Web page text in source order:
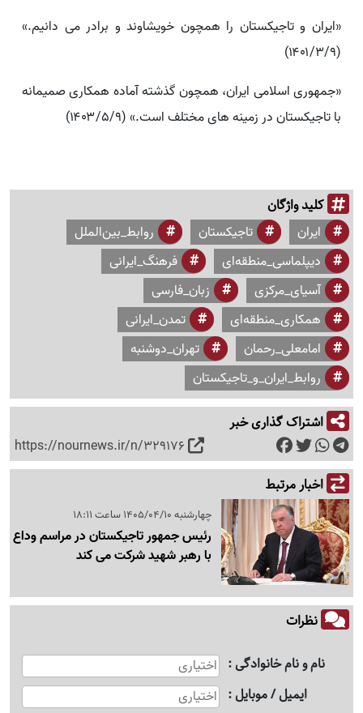
«ایران و تاجیکستان را همچون خویشاوند و برادر می دانیم.»
(۱۴۰۱/۳/۹)
«جمهوری اسلامی ایران، همچون گذشته آماده همکاری صمیمانه
با تاجیکستان در زمینه های مختلف است.» (۱۴۰۳/۵/۹)
کلید واژگان
ایران تاجیکستان
روابط_بین‌الملل
دیپلماسی_منطقه‌ای
فرهنگ_ایرانی
آسیای_مرکزی
زبان_فارسی
همکاری_منطقه‌ای
تمدن_ایرانی
امامعلی_رحمان
تهران_دوشنبه
روابط_ایران_و_تاجیکستان
اشتراک گذاری خبر
https://nournews.ir/n/329176
اخبار مرتبط
چهارشنبه 1405/04/10 ساعت 18:11
رئیس جمهور تاجیکستان در مراسم وداع
با رهبر شهید شرکت می کند
نظرات
نام و نام خانوادگی
ایمیل / موبایل